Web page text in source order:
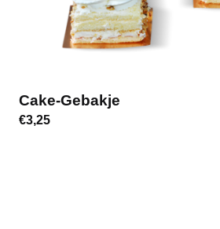
Cake-Gebakje
€3,25